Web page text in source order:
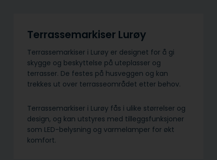
Terrassemarkiser Lurøy
Terrassemarkiser i Lurøy er designet for å gi
skygge og beskyttelse på uteplasser og
terrasser. De festes på husveggen og kan
trekkes ut over terrasseområdet etter behov.
Terrassemarkiser i Lurøy fås i ulike størrelser og
design, og kan utstyres med tilleggsfunksjoner
som LED-belysning og varmelamper for økt
komfort.